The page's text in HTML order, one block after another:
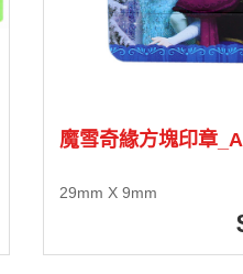
魔雪奇緣方塊印章_A
29mm X 9mm